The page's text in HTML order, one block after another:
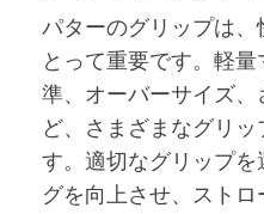
パターのグリップは
とって重要です。軽
準、オーバーサイズ
ど、さまざまなグリ
す。適切なグリップ
グを向上させ、ストロ